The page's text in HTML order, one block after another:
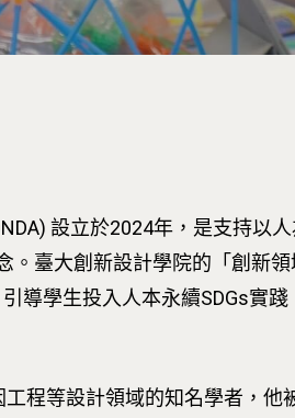
設立於2024年，是支持以
臺大創新設計學院的「創新
導學生投入人本永續SDGs實
程等設計領域的知名學者，